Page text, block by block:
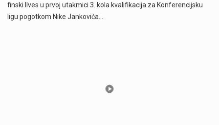
finski Ilves u prvoj utakmici 3. kola kvalifikacija za Konferencijsku
ligu pogotkom Nike Jankovića…